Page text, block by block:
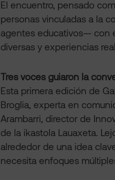
El encuentro, pensado
personas vinculadas a la
agentes educativos— con
diversas y experiencias
Tres voces guiaron la
Esta primera edición de
Broglia, experta en
Arambarri, director de
de la ikastola Lauaxeta.
alrededor de una idea
necesita enfoques